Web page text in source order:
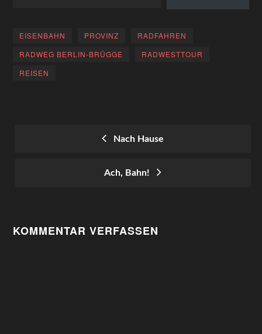
EISENBAHN PROVINZ
RADFAHREN
RADWEG BERLIN-BRÜGGE
RADWESTTOUR
REISEN
Nach Hause
Ach, Bahn!
KOMMENTAR VERFASSEN